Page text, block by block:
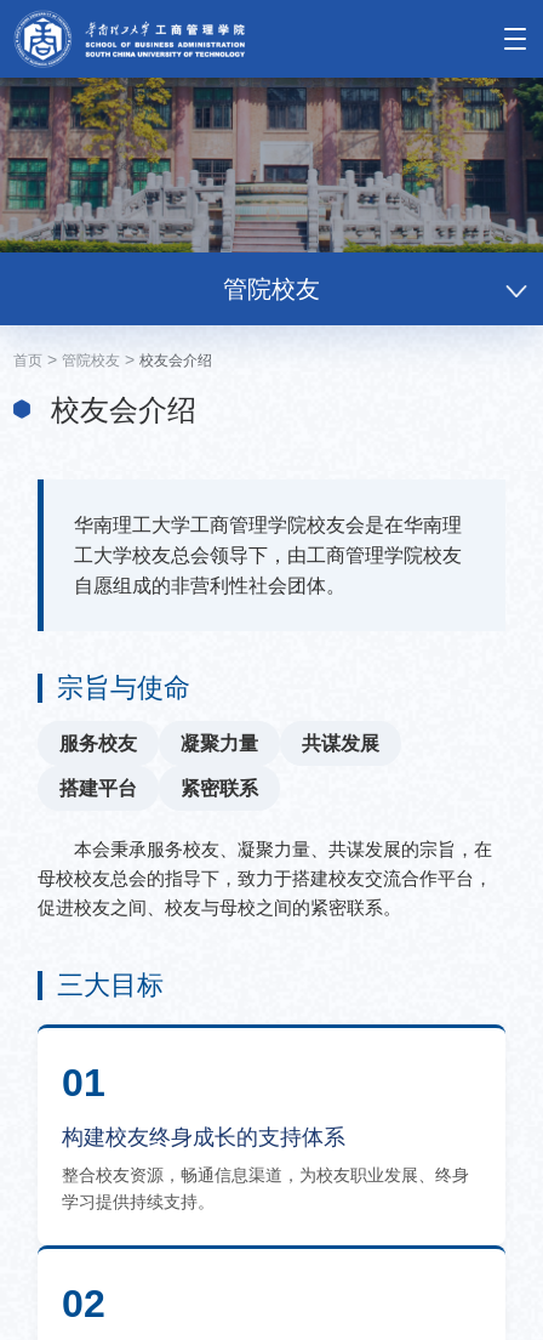
管院校友
首页 >管院校友 >校友会介绍
校友会介绍
华南理工大学工商管理学院校友会是在华南理
工大学校友总会领导下，由工商管理学院校友
自愿组成的非营利性社会团体。
宗旨与使命
服务校友 凝聚力量 共谋发展
搭建平台 紧密联系
本会秉承服务校友、凝聚力量、共谋发展的宗旨，在
母校校友总会的指导下，致力于搭建校友交流合作平台，
促进校友之间、校友与母校之间的紧密联系。
三大目标
01
构建校友终身成长的支持体系
整合校友资源，畅通信息渠道，为校友职业发展、终身
学习提供持续支持。
02